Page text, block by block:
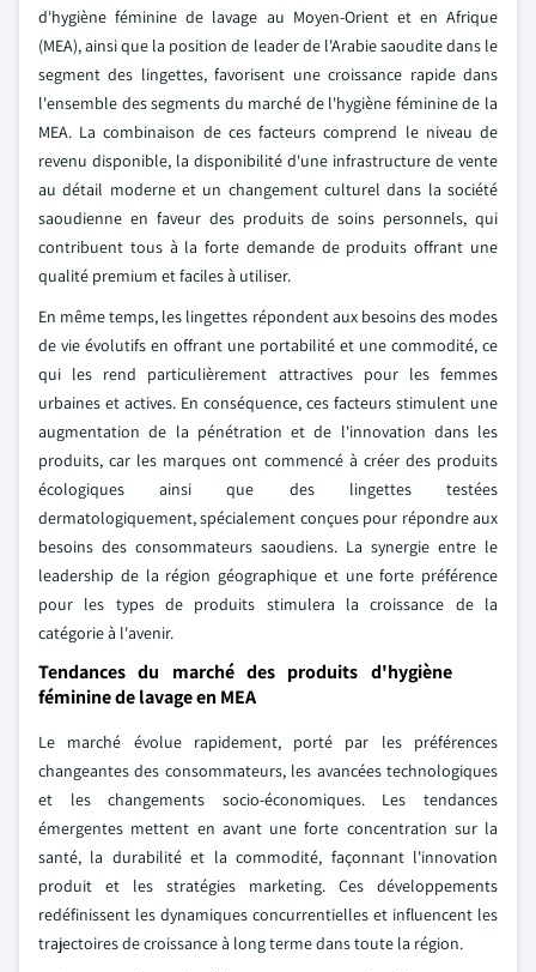
d'hygiène féminine de lavage au Moyen-Orient et en Afrique
(MEA), ainsi que la position de leader de l'Arabie saoudite dans le
segment des lingettes, favorisent une croissance rapide dans
l'ensemble des segments du marché de l'hygiène féminine de la
MEA. La combinaison de ces facteurs comprend le niveau de
revenu disponible, la disponibilité d'une infrastructure de vente
au détail moderne et un changement culturel dans la société
saoudienne en faveur des produits de soins personnels, qui
contribuent tous à la forte demande de produits offrant une
qualité premium et faciles à utiliser.
En même temps, les lingettes répondent aux besoins des modes
de vie évolutifs en offrant une portabilité et une commodité, ce
qui les rend particulièrement attractives pour les femmes
urbaines et actives. En conséquence, ces facteurs stimulent une
augmentation de la pénétration et de l'innovation dans les
produits, car les marques ont commencé à créer des produits
écologiques ainsi que des lingettes testées
dermatologiquement, spécialement conçues pour répondre aux
besoins des consommateurs saoudiens. La synergie entre le
leadership de la région géographique et une forte préférence
pour les types de produits stimulera la croissance de la
catégorie à l'avenir.
Tendances du marché des produits d'hygiène
féminine de lavage en MEA
Le marché évolue rapidement, porté par les préférences
changeantes des consommateurs, les avancées technologiques
et les changements socio-économiques. Les tendances
émergentes mettent en avant une forte concentration sur la
santé, la durabilité et la commodité, façonnant l'innovation
produit et les stratégies marketing. Ces développements
redéfinissent les dynamiques concurrentielles et influencent les
trajectoires de croissance à long terme dans toute la région.